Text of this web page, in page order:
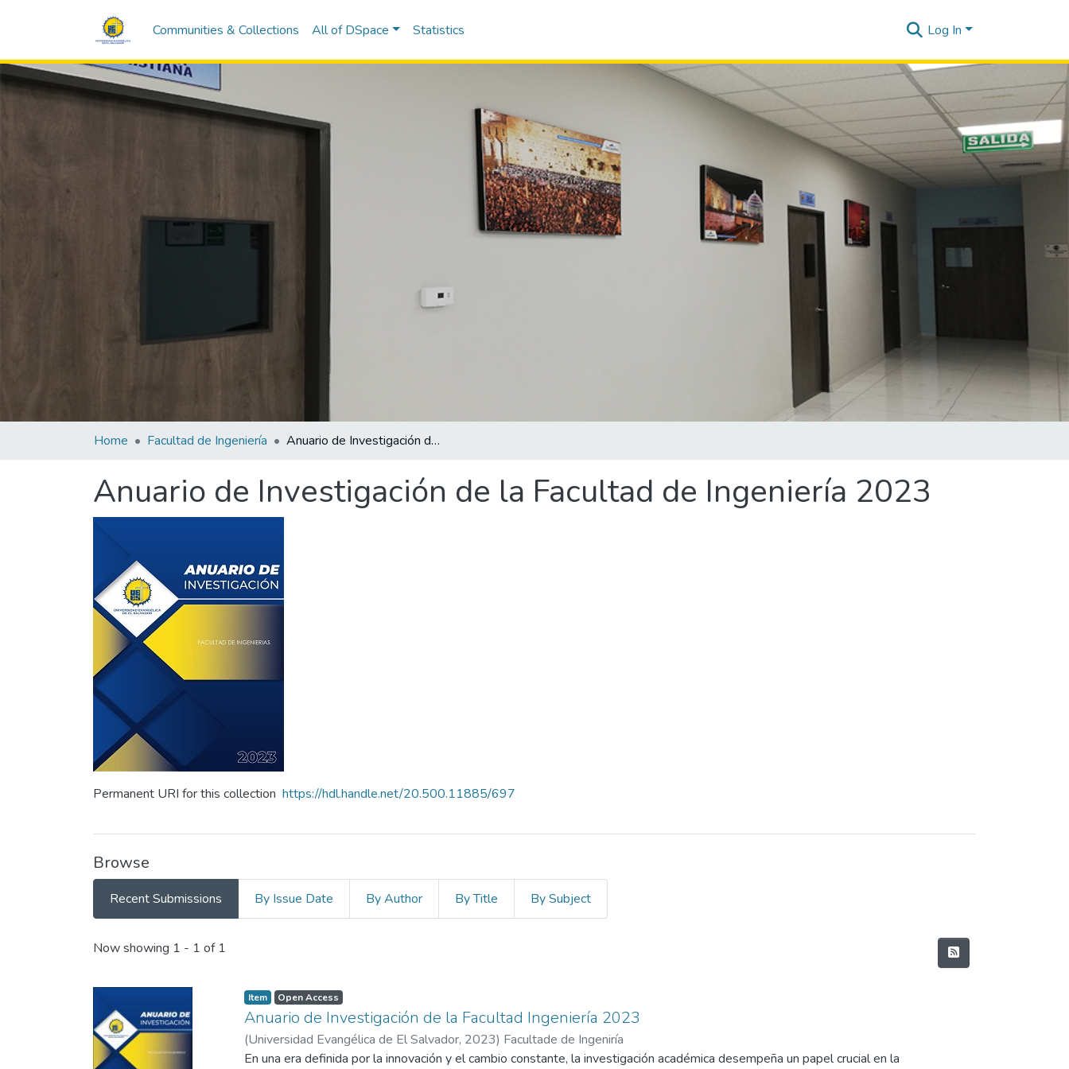
Communities & Collections All of DSpace Statistics Log In
Home Facultad de Ingeniería Anuario de Investigación de la Facultad de Ingeniería 2023
Anuario de Investigación de la Facultad de Ingeniería 2023
Permanent URI for this collection https://hdl.handle.net/20.500.11885/697
Browse
Recent Submissions By Issue Date By Author By Title By Subject
Recent Submissions
Now showing 1 - 1 of 1
Item Open Access
Anuario de Investigación de la Facultad Ingeniería 2023
(Universidad Evangélica de El Salvador, 2023) Facultade de Ingeniría
En una era definida por la innovación y el cambio constante, la investigación académica desempeña un papel crucial en la